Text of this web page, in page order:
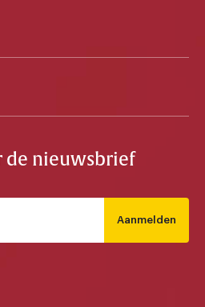
de nieuwsbrief
Aanmelden